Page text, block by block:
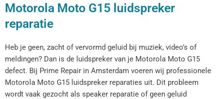
Motorola Moto G15 luidspreker
reparatie
Heb je geen, zacht of vervormd geluid bij muziek, video’s of
meldingen? Dan is de luidspreker van je Motorola Moto G15
defect. Bij Prime Repair in Amsterdam voeren wij professionele
Motorola Moto G15 luidspreker reparaties uit. Dit probleem
wordt vaak gezocht als speaker reparatie of geen geluid